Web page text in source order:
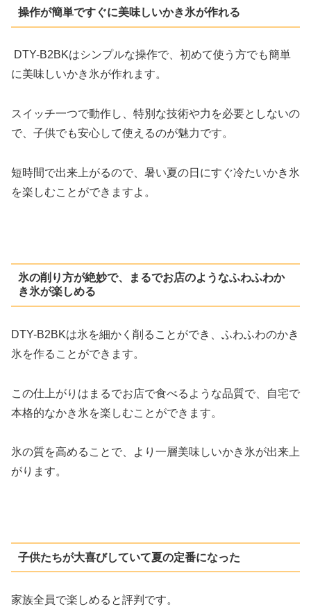
操作が簡単ですぐに美味しいかき氷が作れる
DTY-B2BKはシンプルな操作で、初めて使う方でも簡単
に美味しいかき氷が作れます。
スイッチ一つで動作し、特別な技術や力を必要としないの
で、子供でも安心して使えるのが魅力です。
短時間で出来上がるので、暑い夏の日にすぐ冷たいかき氷
を楽しむことができますよ。
氷の削り方が絶妙で、まるでお店のようなふわふわか
き氷が楽しめる
DTY-B2BKは氷を細かく削ることができ、ふわふわのかき
氷を作ることができます。
この仕上がりはまるでお店で食べるような品質で、自宅で
本格的なかき氷を楽しむことができます。
氷の質を高めることで、より一層美味しいかき氷が出来上
がります。
子供たちが大喜びしていて夏の定番になった
家族全員で楽しめると評判です。